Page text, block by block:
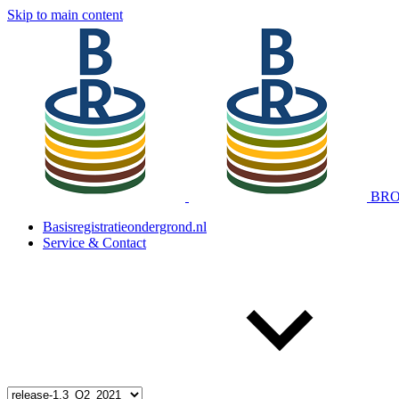
Skip to main content
Basisregistratieondergrond.nl
Service & Contact